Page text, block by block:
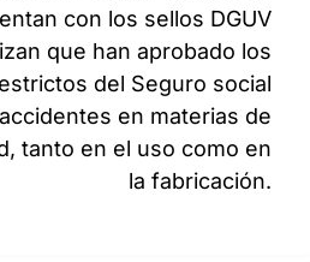
con los sellos DGUV
que han aprobado los
del Seguro social
en materias de
tanto en el uso como en
la fabricación.